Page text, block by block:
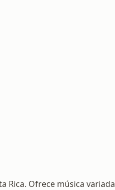
Rica. Ofrece música variada